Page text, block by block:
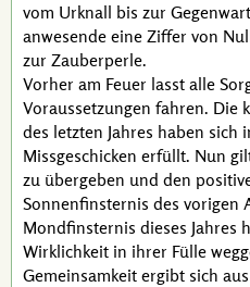
vom Urknall bis zur
anwesende eine Ziffer von
zur Zauberperle.
Vorher am Feuer lasst alle
Voraussetzungen fahren. Die
des letzten Jahres haben sich
Missgeschicken erfüllt. Nun
zu übergeben und den
Sonnenfinsternis des vorigen
Mondfinsternis dieses Jahres
Wirklichkeit in ihrer Fülle
Gemeinsamkeit ergibt sich